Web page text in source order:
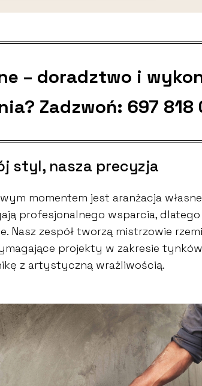
– doradztwo i
Zadzwoń: 697 818
styl, nasza precyzja
momentem jest aranżacja
profesjonalnego wsparcia,
Nasz zespół tworzą mistrzowie
projekty w zakresie
z artystyczną wrażliwością.